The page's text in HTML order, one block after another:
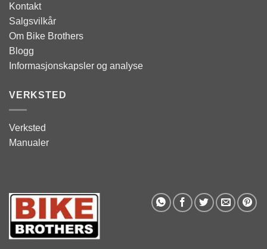
Kontakt
Salgsvilkår
Om Bike Brothers
Blogg
Informasjonskapsler og analyse
VERKSTED
Verksted
Manualer